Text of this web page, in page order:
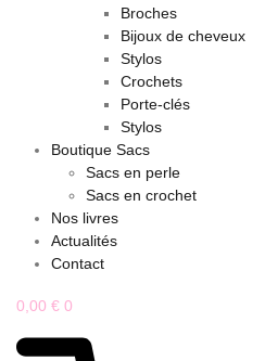
Broches
Bijoux de cheveux
Stylos
Crochets
Porte-clés
Stylos
Boutique Sacs
Sacs en perle
Sacs en crochet
Nos livres
Actualités
Contact
0,00 € 0